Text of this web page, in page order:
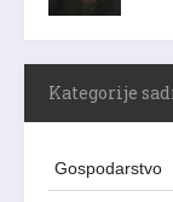
Kategorije
Gospodarstvo